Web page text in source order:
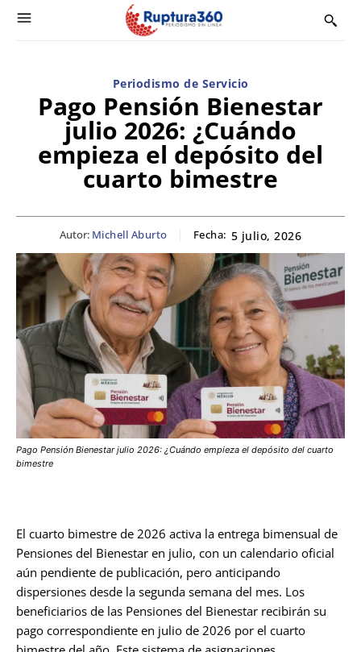
Periodismo de Servicio
Pago Pensión Bienestar
julio 2026: ¿Cuándo
empieza el depósito del
cuarto bimestre
Autor: Michell Aburto Fecha: 5 julio, 2026
Pago Pensión Bienestar julio 2026: ¿Cuándo empieza el depósito del cuarto
bimestre
El cuarto bimestre de 2026 activa la entrega bimensual de
Pensiones del Bienestar en julio, con un calendario oficial
aún pendiente de publicación, pero anticipando
dispersiones desde la segunda semana del mes. Los
beneficiarios de las Pensiones del Bienestar recibirán su
pago correspondiente en julio de 2026 por el cuarto